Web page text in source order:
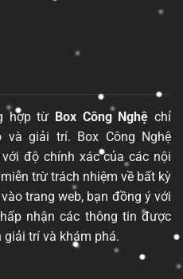
hợp từ Box Công Nghệ chỉ
và giải trí. Box Công Nghệ
độ chính xác của các nội
trừ trách nhiệm về bất kỳ
trang web, bạn đồng ý với
nhận các thông tin được
trí và khám phá.